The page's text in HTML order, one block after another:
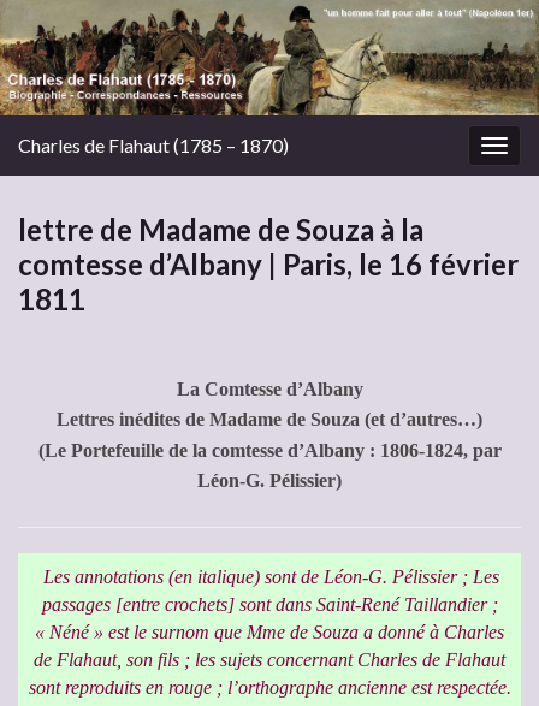
Charles de Flahaut (1785 – 1870)
lettre de Madame de Souza à la
comtesse d’Albany | Paris, le 16 février
1811
La Comtesse d’Albany
Lettres inédites de Madame de Souza (et d’autres…)
(Le Portefeuille de la comtesse d’Albany : 1806-1824, par
Léon-G. Pélissier)
Les annotations (en italique) sont de Léon-G. Pélissier ; Les
passages [entre crochets] sont dans Saint-René Taillandier ;
« Néné » est le surnom que Mme de Souza a donné à Charles
de Flahaut, son fils ; les sujets concernant Charles de Flahaut
sont reproduits en rouge ; l’orthographe ancienne est respectée.